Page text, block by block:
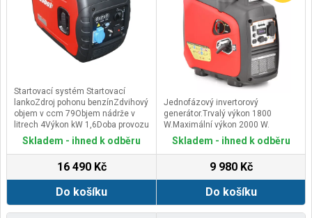
Startovací systém Startovací
lankoZdroj pohonu benzínZdvihový
objem v ccm 79Objem nádrže v
litrech 4Výkon kW 1,6Doba provozu
ca. 4 hodinyRozměry (ŠxD)
499x285x455 mmHladina
akustického hluku 63.5Hmotnost
cca v kg 21Počet válců 1
Skladem - ihned k odběru
16 490 Kč
Do košíku
Jednofázový invertorový
generátor.Trvalý výkon 1800
W.Maximální výkon 2000 W.
Skladem - ihned k odběru
9 980 Kč
Do košíku